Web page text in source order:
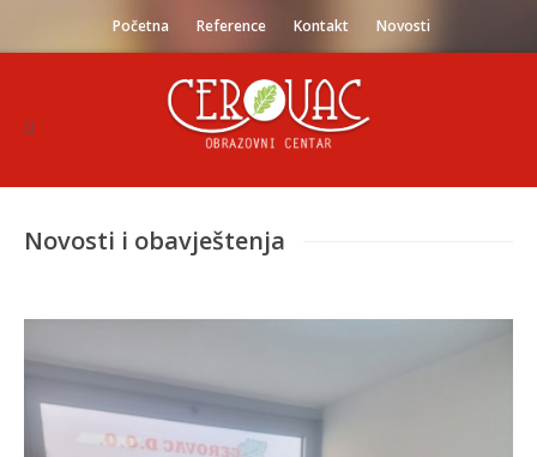
Početna Reference Kontakt Novosti
Novosti i obavještenja